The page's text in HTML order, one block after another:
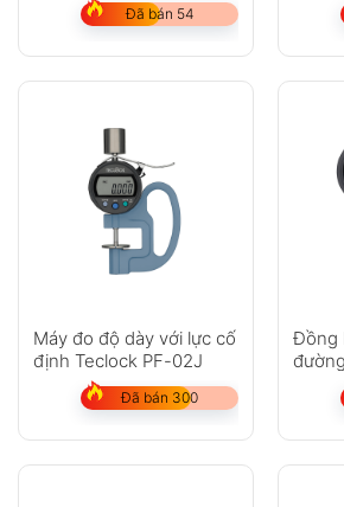
Đã bán 54
Máy đo độ dày với lực cố
định Teclock PF-02J
Đã bán 300
Đồng